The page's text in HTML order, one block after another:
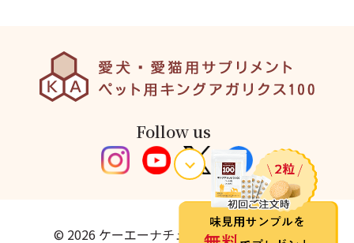
Follow us
© 2026 ケーエーナチュラルフーズ株式会社